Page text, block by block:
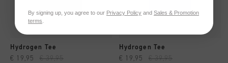
Hydrogen Tee
€ 19,95 € 39,95
Hydrogen Tee
€ 19,95 € 39,95
By signing up, you agree to our Privacy Policy and Sales & Promotion
terms